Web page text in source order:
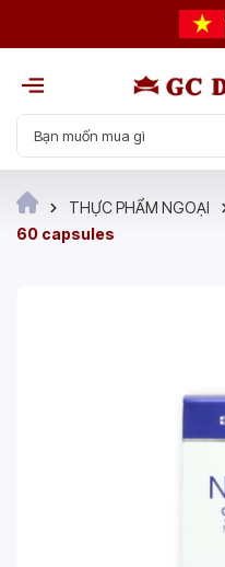
THỰC PHẨM NGOẠI
60 capsules